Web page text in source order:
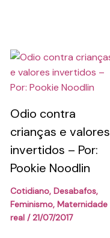
Odio contra
crianças e valores
invertidos – Por:
Pookie Noodlin
Cotidiano, Desabafos,
Feminismo, Maternidade
real/21/07/2017